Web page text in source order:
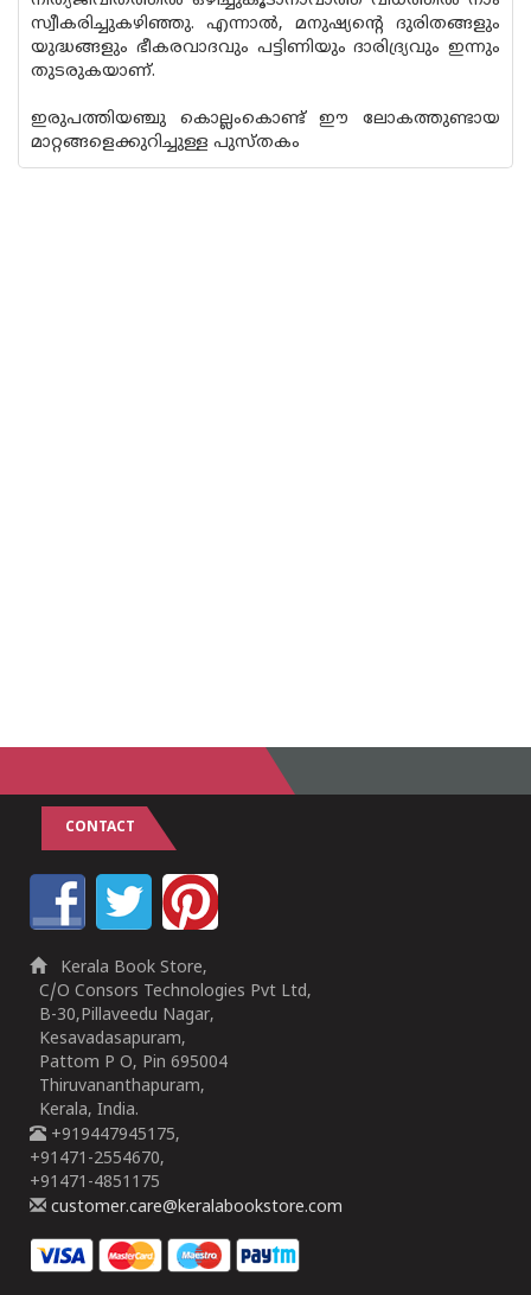
സ്വീകരിച്ചുകഴിഞ്ഞു. എന്നാല്‍, മനുഷ്യന്റെ ദുരിതങ്ങളും
യുദ്ധങ്ങളും ഭീകരവാദവും പട്ടിണിയും ദാരിദ്ര്യവും ഇന്നും
തുടരുകയാണ്.
ഇരുപത്തിയഞ്ചു കൊല്ലംകൊണ്ട് ഈ ലോകത്തുണ്ടായ
മാറ്റങ്ങളെക്കുറിച്ചുള്ള പുസ്തകം
CONTACT
Kerala Book Store,
C/O Consors Technologies Pvt Ltd,
B-30,Pillaveedu Nagar,
Kesavadasapuram,
Pattom P O, Pin 695004
Thiruvananthapuram,
Kerala, India.
+919447945175,
+91471-2554670,
+91471-4851175
customer.care@keralabookstore.com